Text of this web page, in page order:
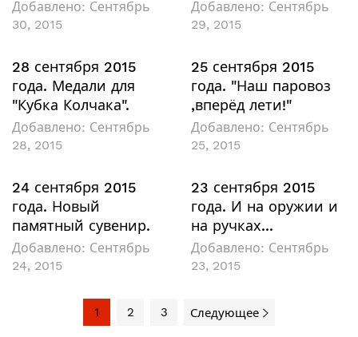
Добавлено: Сентябрь
30, 2015
Добавлено: Сентябрь
29, 2015
28 сентября 2015
года. Медали для
"Кубка Колчака".
Добавлено: Сентябрь
28, 2015
25 сентября 2015
года. "Наш паровоз
,вперёд лети!"
Добавлено: Сентябрь
25, 2015
24 сентября 2015
года. Новый
памятный сувенир.
Добавлено: Сентябрь
24, 2015
23 сентября 2015
года. И на оружии и
на ручках...
Добавлено: Сентябрь
23, 2015
1 2 3 Следующее